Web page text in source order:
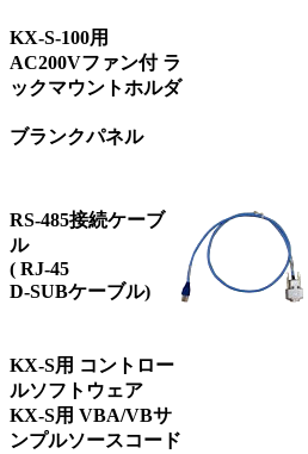
KX-S-100用
AC200Vファン付 ラ
ックマウントホルダ
ブランクパネル
RS-485接続ケーブ
ル
( RJ-45
D-SUBケーブル)
KX-S用 コントロー
ルソフトウェア
KX-S用 VBA/VBサ
ンプルソースコード